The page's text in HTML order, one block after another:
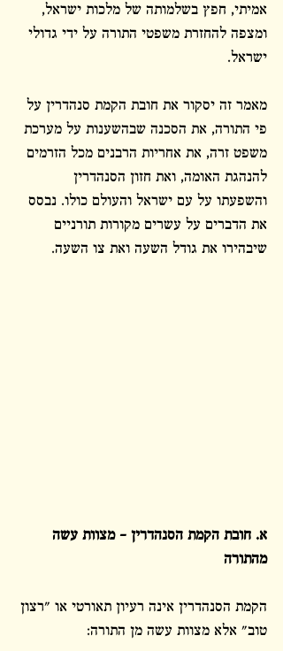
אמיתי, חפץ בשלמותה של מלכות ישראל,
ומצפה להחזרת משפטי התורה על ידי גדולי
ישראל.
מאמר זה יסקור את חובת הקמת סנהדרין על
פי התורה, את הסכנה שבהשענות על מערכת
משפט זרה, את אחריות הרבנים מכל הזרמים
להנהגת האומה, ואת חזון הסנהדרין
והשפעתו על עם ישראל והעולם כולו. נבסס
את הדברים על עשרים מקורות תורניים
שיבהירו את גודל השעה ואת צו השעה.
א. חובת הקמת הסנהדרין – מצוות עשה
מהתורה
הקמת הסנהדרין אינה רעיון תאורטי או "רצון
טוב" אלא מצוות עשה מן התורה: